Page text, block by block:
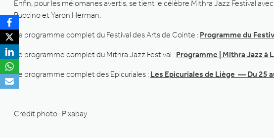
Enfin, pour les mélomanes avertis, se tient le célèbre Mithra Jazz Festival
Puccino et Yaron Herman.
Le programme complet du Festival des Arts de Cointe : Programme du
Le programme complet du Mithra Jazz Festival : Programme | Mithra Jazz à
Le programme complet des Epicuriales : Les Epicuriales de Liège — Du 25
Crédit photo : Pixabay